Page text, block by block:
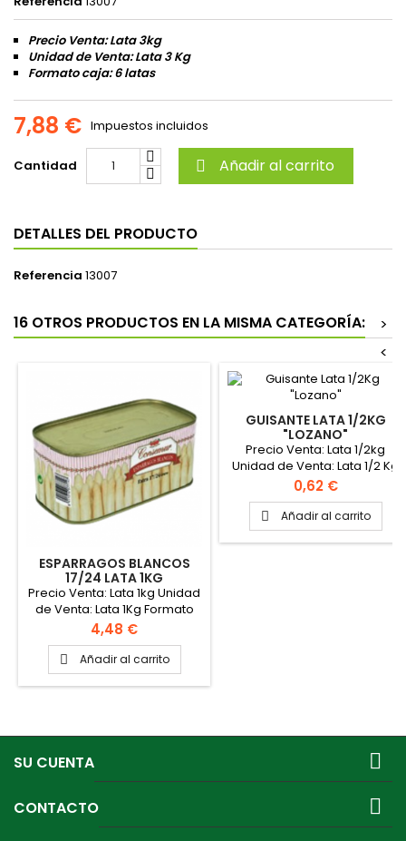
Precio Venta: Lata 3kg
Unidad de Venta: Lata 3 Kg
Formato caja: 6 latas
7,88 € Impuestos incluidos
Cantidad  Añadir al carrito
DETALLES DEL PRODUCTO
Referencia 13007
16 OTROS PRODUCTOS EN LA MISMA CATEGORÍA:
>
<
ESPARRAGOS BLANCOS
17/24 LATA 1KG
"CONSEMUR"
Precio Venta: Lata 1kg Unidad
de Venta: Lata 1Kg Formato
caja: 12 latas
Precio
4,48 €
 Añadir al carrito
GUISANTE LATA 1/2KG
"LOZANO"
Precio Venta: Lata 1/2kg
Unidad de Venta: Lata 1/2 Kg
Formato caja: 12 latas
Precio
0,62 €
 Añadir al carrito
SU CUENTA 
CONTACTO 